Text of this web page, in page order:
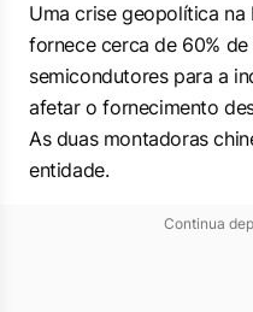
Uma crise geopolítica na
fornece cerca de 60%
semicondutores para a
afetar o fornecimento
As duas montadoras
entidade.
Continua